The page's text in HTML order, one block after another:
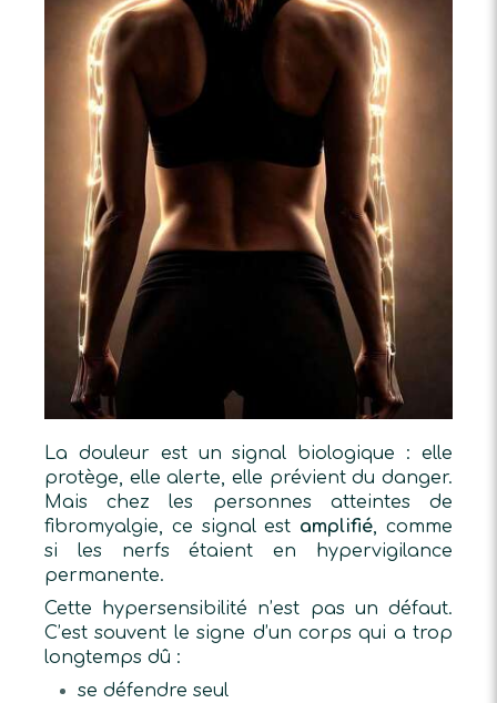
La douleur est un signal biologique : elle
protège, elle alerte, elle prévient du danger.
Mais chez les personnes atteintes de
fibromyalgie, ce signal est amplifié, comme
si les nerfs étaient en hypervigilance
permanente.
Cette hypersensibilité n’est pas un défaut.
C’est souvent le signe d’un corps qui a trop
longtemps dû :
se défendre seul